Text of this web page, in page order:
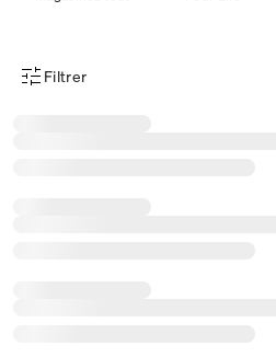
Menu des filtres d'articles
Filtrer